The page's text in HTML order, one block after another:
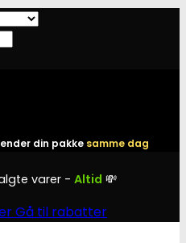
din pakke samme dag
varer - Altid 💸
Gå til rabatter